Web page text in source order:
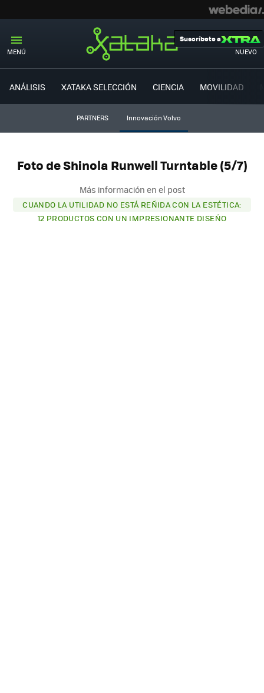
MENÚ NUEVO
Suscríbete a
ANÁLISIS XATAKA SELECCIÓN CIENCIA MOVILIDAD
PARTNERS Innovación Volvo
Foto de Shinola Runwell Turntable (5/7)
Más información en el post
CUANDO LA UTILIDAD NO ESTÁ REÑIDA CON LA ESTÉTICA:
12 PRODUCTOS CON UN IMPRESIONANTE DISEÑO